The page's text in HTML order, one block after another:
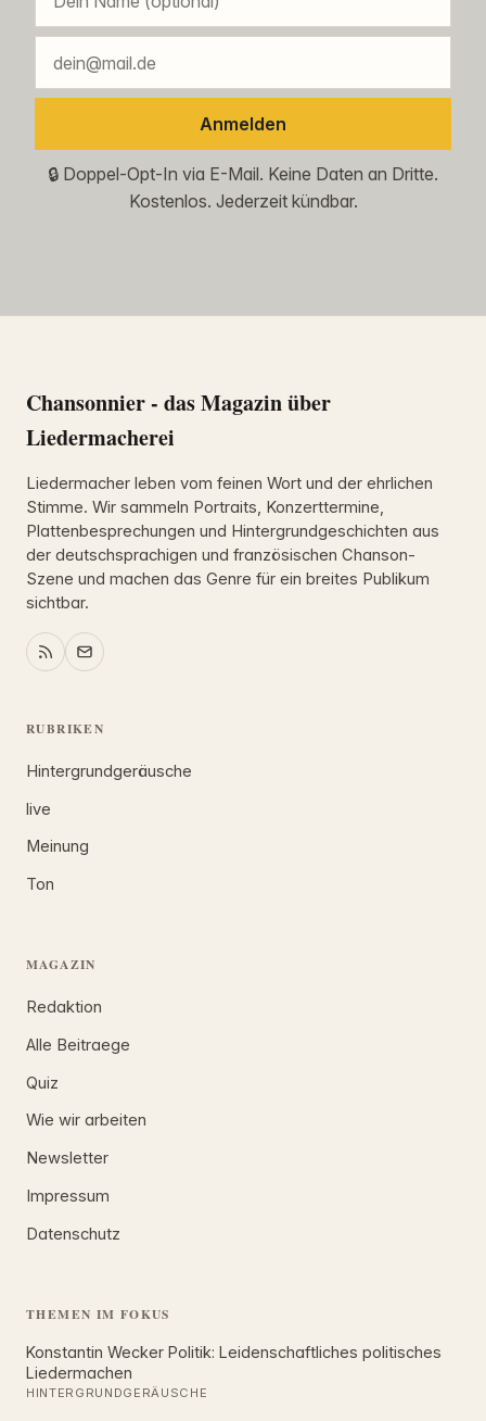
Anmelden
🔒 Doppel-Opt-In via E-Mail. Keine Daten an Dritte.
Kostenlos. Jederzeit kündbar.
Chansonnier - das Magazin über
Liedermacherei
Liedermacher leben vom feinen Wort und der ehrlichen
Stimme. Wir sammeln Portraits, Konzerttermine,
Plattenbesprechungen und Hintergrundgeschichten aus
der deutschsprachigen und französischen Chanson-
Szene und machen das Genre für ein breites Publikum
sichtbar.
RUBRIKEN
Hintergrundgeräusche
live
Meinung
Ton
MAGAZIN
Redaktion
Alle Beitraege
Quiz
Wie wir arbeiten
Newsletter
Impressum
Datenschutz
THEMEN IM FOKUS
Konstantin Wecker Politik: Leidenschaftliches politisches
Liedermachen
HINTERGRUNDGERÄUSCHE